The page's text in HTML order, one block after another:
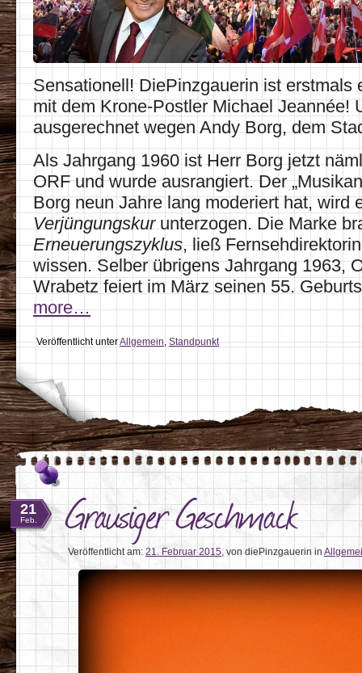
Sensationell! DiePinzgauerin ist erstmals
mit dem Krone-Postler Michael Jeannée!
ausgerechnet wegen Andy Borg, dem
Als Jahrgang 1960 ist Herr Borg jetzt
ORF und wurde ausrangiert. Der
Borg neun Jahre lang moderiert hat, wird
Verjüngungskurunterzogen. Die Marke
Erneuerungszyklus, ließ
wissen. Selber übrigens Jahrgang 1963,
Wrabetz feiert im März seinen 55.
more…
Veröffentlicht unterAllgemein,Standpunkt
21
Feb. Grausiger Geschmack
Veröffentlicht am:21. Februar 2015,von diePinzgauerinin